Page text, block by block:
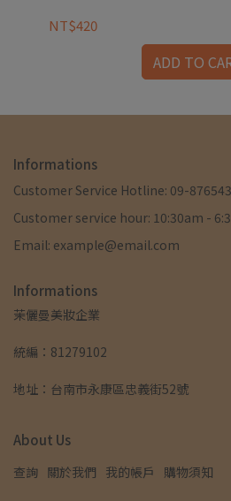
NT$420
ADD TO
Informations
Customer Service Hotline: 09-
Customer service hour: 10:30am -
Email: example@email.com
Informations
茉儷曼美妝企業
統編：81279102
地址：台南市永康區忠義街52號
About Us
查詢 關於我們 我的帳戶 購物須知